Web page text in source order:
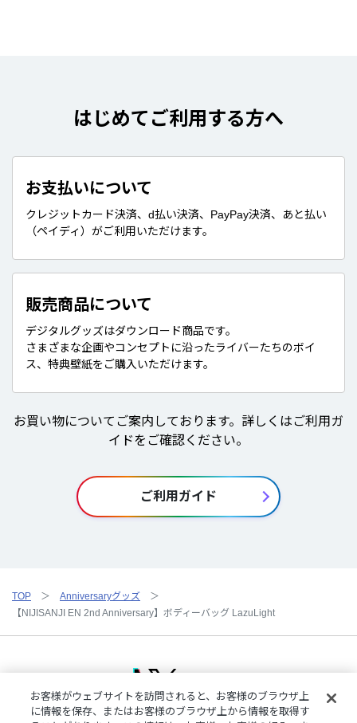
はじめてご利用する方へ
お支払いについて
クレジットカード決済、d払い決済、PayPay決済、あと払い
（ペイディ）がご利用いただけます。
販売商品について
デジタルグッズはダウンロード商品です。
さまざまな企画やコンセプトに沿ったライバーたちのボイ
ス、特典壁紙をご購入いただけます。
お買い物についてご案内しております。詳しくはご利用ガ
イドをご確認ください。
ご利用ガイド
TOP
Anniversaryグッズ
【NIJISANJI EN 2nd Anniversary】ボディーバッグ LazuLight
お客様がウェブサイトを訪問されると、お客様のブラウザ上
に情報を保存、またはお客様のブラウザ上から情報を取得す